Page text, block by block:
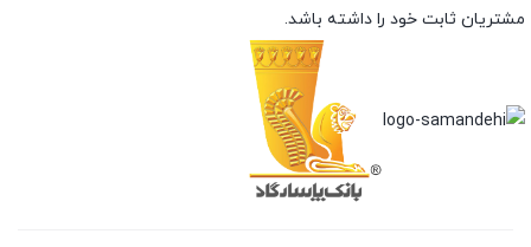
مشتریان ثابت خود را داشته باشد.